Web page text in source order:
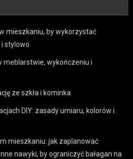
mieszkaniu, by wykorzystać
stylowo
meblarstwie, wykończeniu i
ze szkła i kominka
DIY: zasady umiaru, kolorów i
mieszkaniu: jak zaplanować
nawyki, by ograniczyć bałagan na